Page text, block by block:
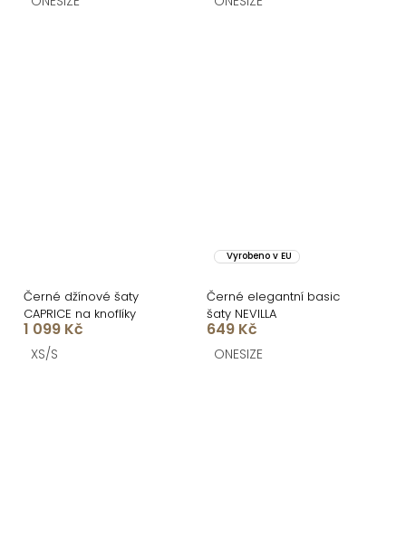
Černé džínové šaty
CAPRICE na knoflíky
1 099 Kč
XS/S
Vyrobeno v EU
Černé elegantní basic
šaty NEVILLA
649 Kč
ONESIZE